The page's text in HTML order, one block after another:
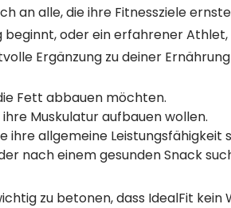
an alle, die ihre Fitnessziele
beginnt, oder ein erfahrener
Ergänzung zu deiner
Fett abbauen möchten.
Muskulatur aufbauen wollen.
ihre allgemeine
nach einem gesunden Snack
zu betonen, dass IdealFit